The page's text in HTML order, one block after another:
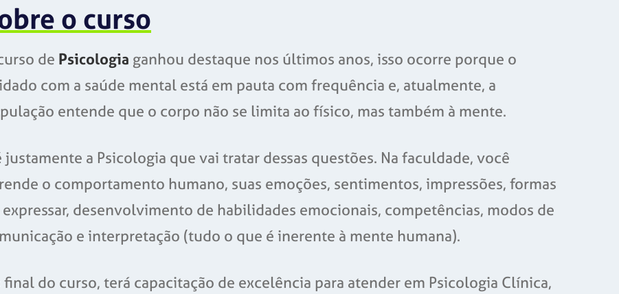
o curso
de Psicologia ganhou destaque nos últimos anos, isso ocorre porque o
com a saúde mental está em pauta com frequência e, atualmente, a
entende que o corpo não se limita ao físico, mas também à mente.
justamente a Psicologia que vai tratar dessas questões. Na faculdade, você
o comportamento humano, suas emoções, sentimentos, impressões, formas
desenvolvimento de habilidades emocionais, competências, modos de
e interpretação (tudo o que é inerente à mente humana).
final do curso, terá capacitação de excelência para atender em Psicologia Clínica,